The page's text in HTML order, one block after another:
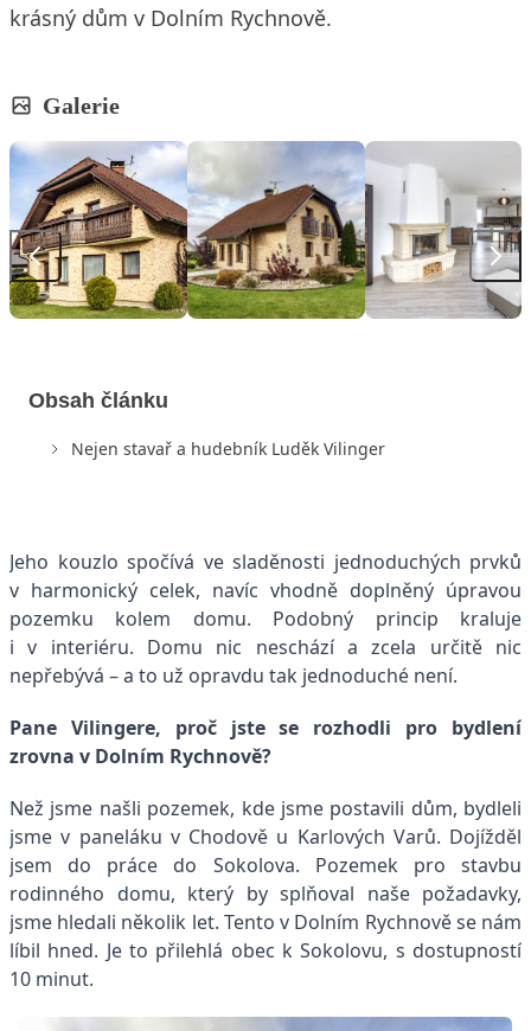
krásný dům v Dolním Rychnově.
Galerie
Obsah článku
Nejen stavař a hudebník Luděk Vilinger
Jeho kouzlo spočívá ve sladěnosti jednoduchých prvků
v harmonický celek, navíc vhodně doplněný úpravou
pozemku kolem domu. Podobný princip kraluje
i v interiéru. Domu nic neschází a zcela určitě nic
nepřebývá – a to už opravdu tak jednoduché není.
Pane Vilingere, proč jste se rozhodli pro bydlení
zrovna v Dolním Rychnově?
Než jsme našli pozemek, kde jsme postavili dům, bydleli
jsme v paneláku v Chodově u Karlových Varů. Dojížděl
jsem do práce do Sokolova. Pozemek pro stavbu
rodinného domu, který by splňoval naše požadavky,
jsme hledali několik let. Tento v Dolním Rychnově se nám
líbil hned. Je to přilehlá obec k Sokolovu, s dostupností
10 minut.